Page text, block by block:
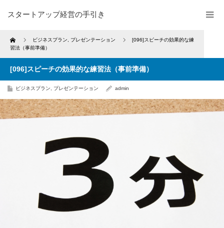
スタートアップ経営の手引き
Home ビジネスプラン プレゼンテーション
[096]スピーチの効果的な練
習法（事前準備）
[096]スピーチの効果的な練習法（事前準備）
ビジネスプラン プレゼンテーション admin